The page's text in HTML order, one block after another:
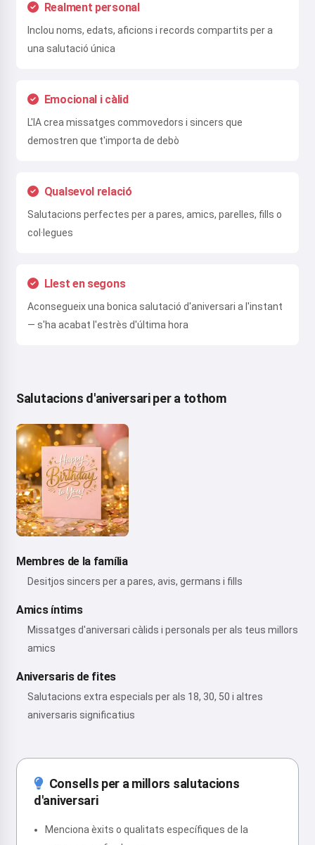
Realment personal
Inclou noms, edats, aficions i records compartits per a
una salutació única
Emocional i càlid
L'IA crea missatges commovedors i sincers que
demostren que t'importa de debò
Qualsevol relació
Salutacions perfectes per a pares, amics, parelles, fills o
col·legues
Llest en segons
Aconsegueix una bonica salutació d'aniversari a l'instant
— s'ha acabat l'estrès d'última hora
Salutacions d'aniversari per a tothom
Membres de la família
Desitjos sincers per a pares, avis, germans i fills
Amics íntims
Missatges d'aniversari càlids i personals per als teus millors
amics
Aniversaris de fites
Salutacions extra especials per als 18, 30, 50 i altres
aniversaris significatius
Consells per a millors salutacions
d'aniversari
Menciona èxits o qualitats específiques de la